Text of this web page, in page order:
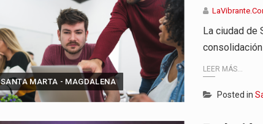
SANTA MARTA - MAGDALENA
La ciudad de
LEER MÁS...
Posted in